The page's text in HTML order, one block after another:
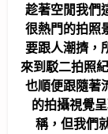
趁著空閒我們
很熱門的拍照
要跟人潮擠，
來到駁二拍照
也順便跟隨著
的拍攝視覺
稱，但我們